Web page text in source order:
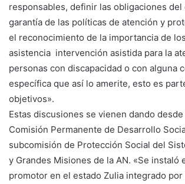
responsables, definir las obligaciones del
garantía de las políticas de atención y
el reconocimiento de la importancia de
asistencia intervención asistida para la
personas con discapacidad o con alguna
específica que así lo amerite, esto es
objetivos».
Estas discusiones se vienen dando desde
Comisión Permanente de Desarrollo
subcomisión de Protección Social del
y Grandes Misiones de la AN. «Se instaló
promotor en el estado Zulia integrado por